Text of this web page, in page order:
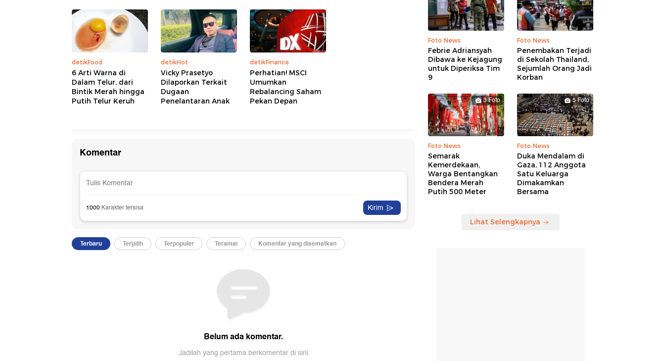
detikFood
6 Arti Warna di
Dalam Telur, dari
Bintik Merah hingga
Putih Telur Keruh
detikHot
Vicky Prasetyo
Dilaporkan Terkait
Dugaan
Penelantaran Anak
detikFinance
Perhatian! MSCI
Umumkan
Rebalancing Saham
Pekan Depan
Foto News
Febrie Adriansyah
Dibawa ke Kejagung
untuk Diperiksa Tim
9
Foto News
Penembakan Terjadi
di Sekolah Thailand,
Sejumlah Orang Jadi
Korban
3 Foto
Foto News
Semarak
Kemerdekaan,
Warga Bentangkan
Bendera Merah
Putih 500 Meter
5 Foto
Foto News
Duka Mendalam di
Gaza, 112 Anggota
Satu Keluarga
Dimakamkan
Bersama
Lihat Selengkapnya